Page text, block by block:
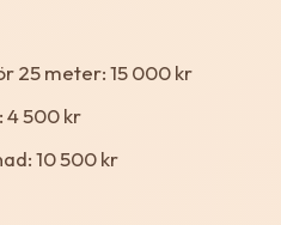
25 meter: 15 000 kr
4 500 kr
10 500 kr